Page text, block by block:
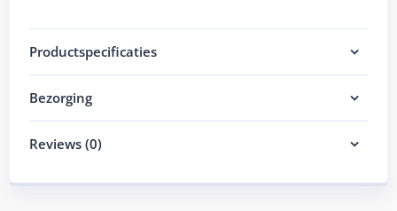
Productspecificaties
Bezorging
Reviews (0)